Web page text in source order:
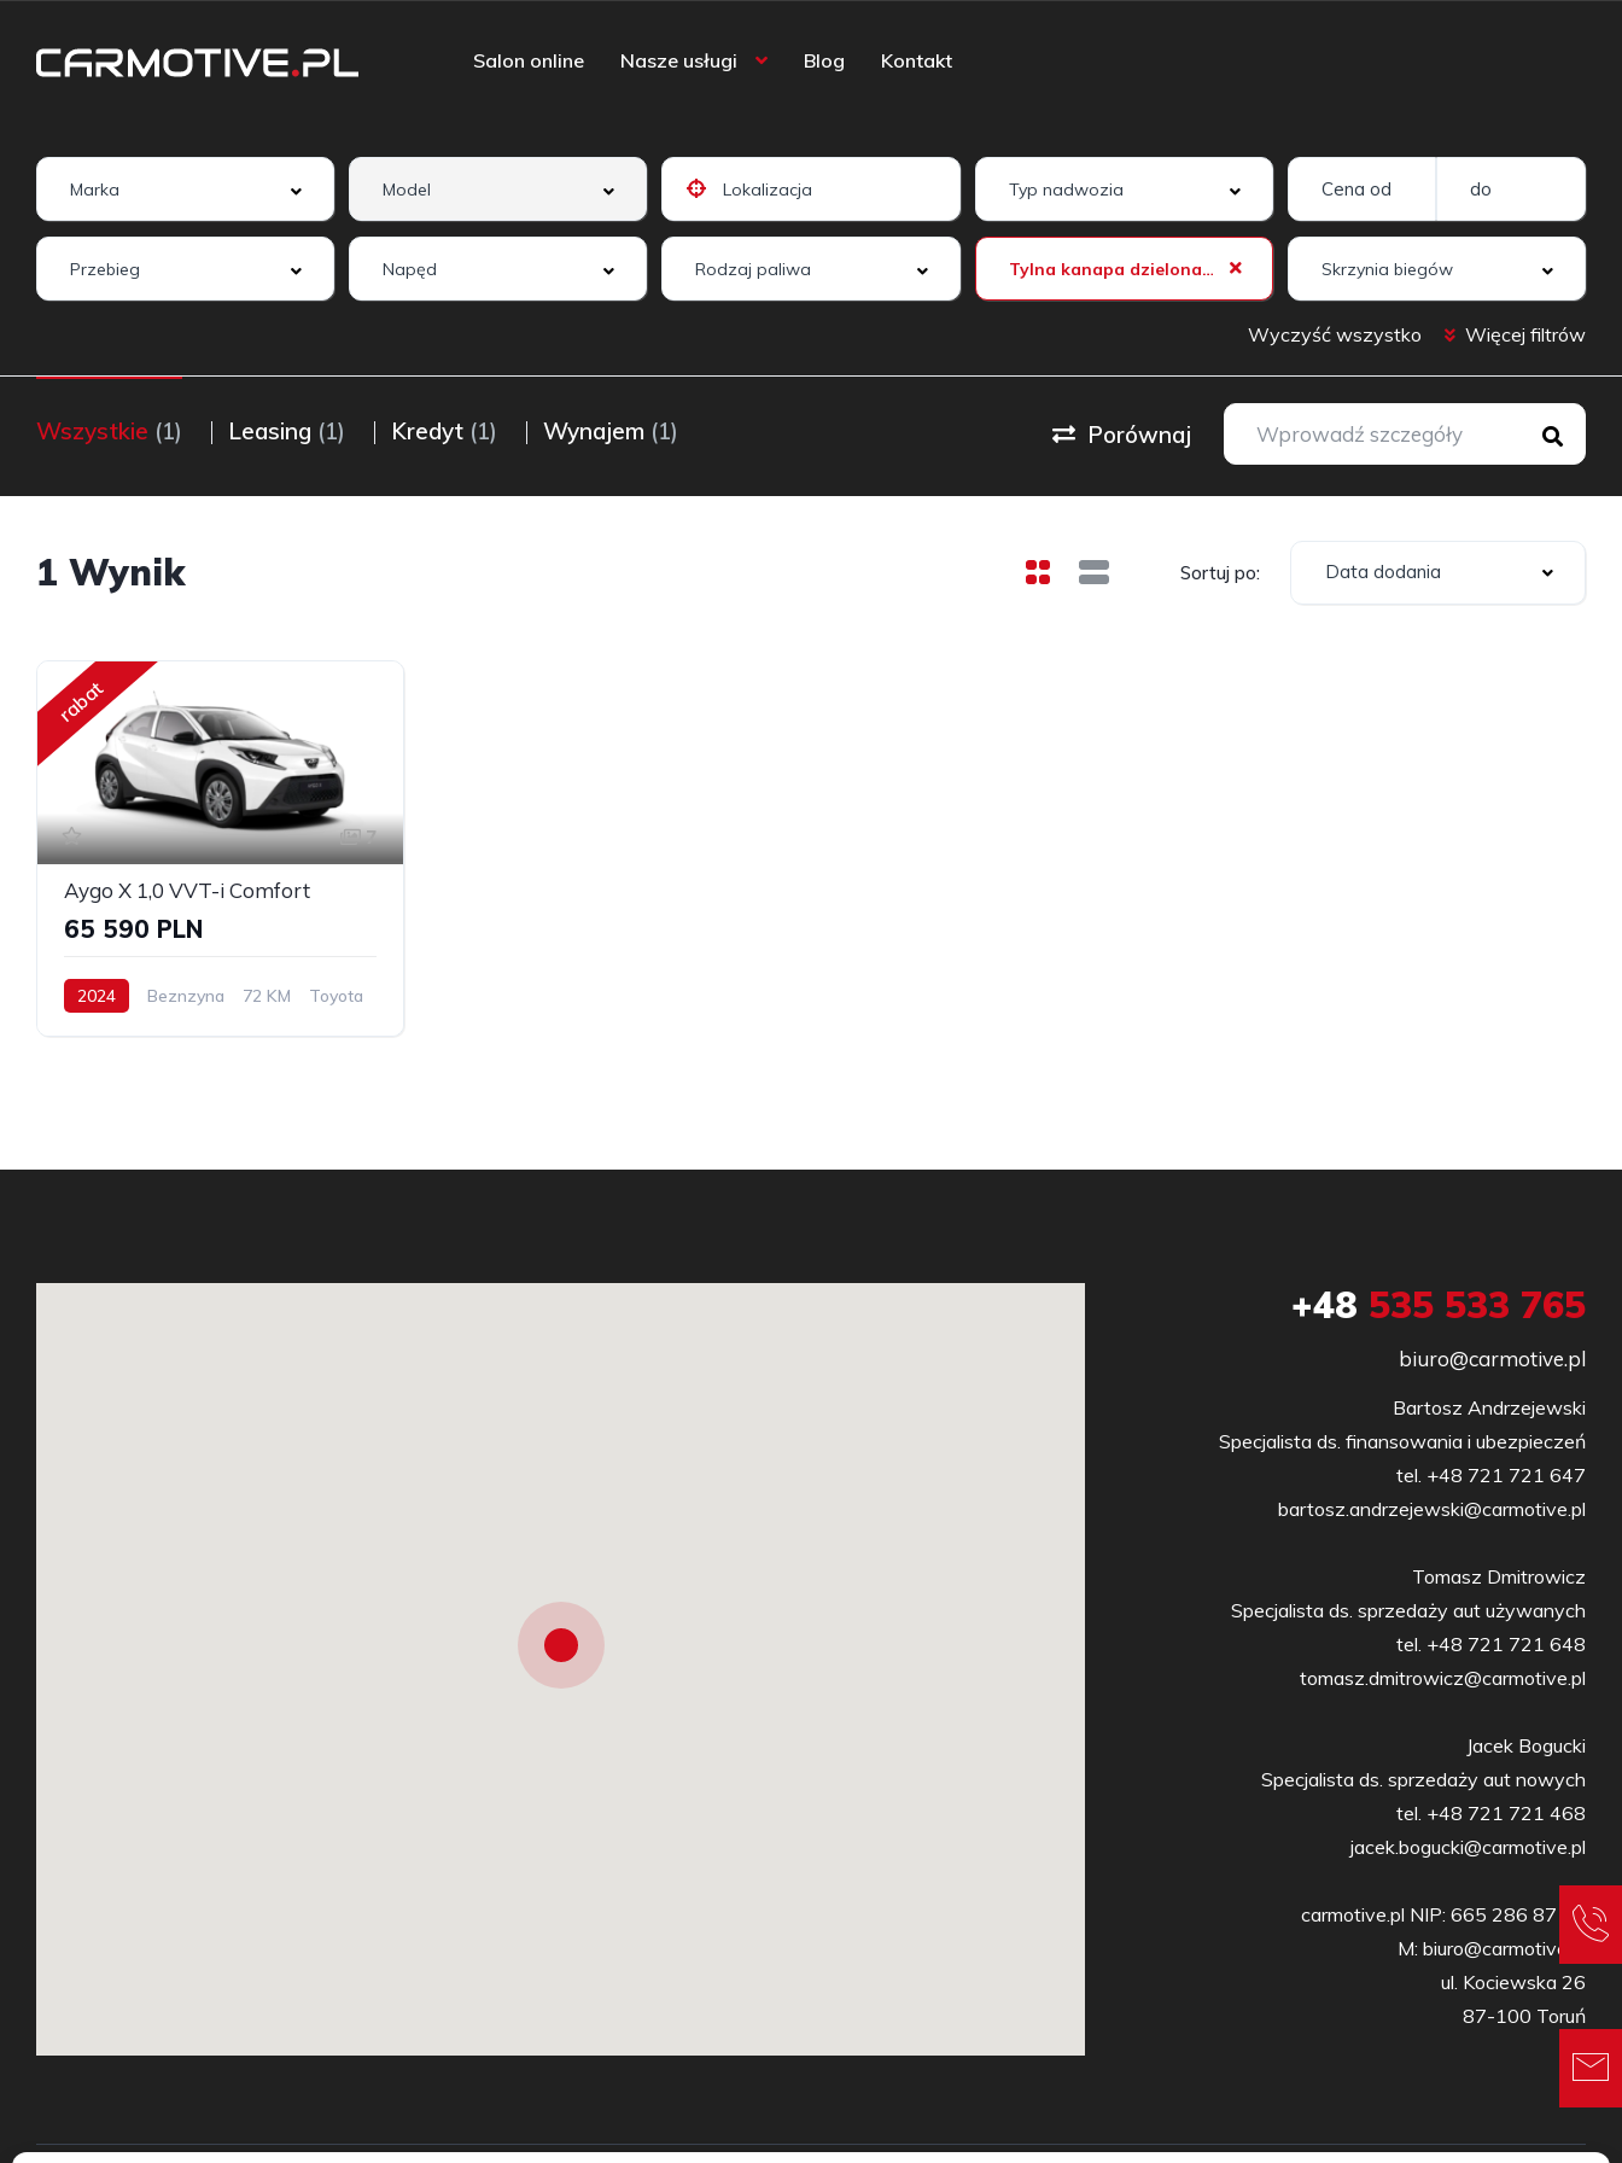
Salon online Nasze usługi Blog Kontakt
Tylna kanapa dzielona i składana w proporcji 50:50
Wyczyść wszystko Więcej filtrów
Wszystkie (1) Leasing (1) Kredyt (1) Wynajem (1) Porównaj
1 Wynik Sortuj po: Data dodania
rabat
7
Aygo X 1,0 VVT-i Comfort
65 590 PLN
2024 Beznzyna 72 KM Toyota
+48 535 533 765
biuro@carmotive.pl
Bartosz Andrzejewski
Specjalista ds. finansowania i ubezpieczeń
tel. +48 721 721 647
bartosz.andrzejewski@carmotive.pl
Tomasz Dmitrowicz
Specjalista ds. sprzedaży aut używanych
tel. +48 721 721 648
tomasz.dmitrowicz@carmotive.pl
Jacek Bogucki
Specjalista ds. sprzedaży aut nowych
tel. +48 721 721 468
jacek.bogucki@carmotive.pl
carmotive.pl NIP: 665 286 87 27
M: biuro@carmotive.pl
ul. Kociewska 26
87-100 Toruń